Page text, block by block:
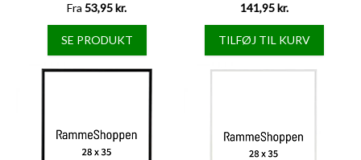
Fra 53,95 kr.
SE PRODUKT
141,95 kr.
TILFØJ TIL KURV